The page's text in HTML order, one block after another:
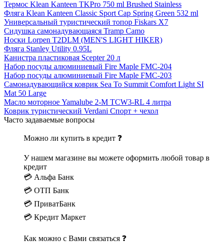
Термос Klean Kanteen TKPro 750 ml Brushed Stainless
Фляга Klean Kanteen Classic Sport Cap Spring Green 532 ml
Универсальный туристический топор Fiskars X7
Сидушка самонадувающаяся Tramp Camo
Носки Lorpen T2DLM (MEN'S LIGHT HIKER)
Фляга Stanley Utility 0.95L
Канистра пластиковая Scepter 20 л
Набор посуды алюминиевый Fire Maple FMC-204
Набор посуды алюминиевый Fire Maple FMC-203
Самонадувающийся коврик Sea To Summit Comfort Light SI
Mat 50 Large
Масло моторное Yamalube 2-M TCW3-RL 4 литра
Коврик туристический Verdani Спорт + чехол
Часто задаваемые вопросы
Можно ли купить в кредит ❓
У нашем магазине вы можете оформить любой товар в
кредит
💳 Альфа Банк
💳 ОТП Банк
💳 ПриватБанк
💳 Кредит Маркет
Как можно с Вами связаться ❓